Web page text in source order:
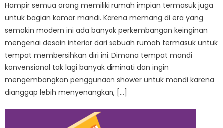
Hampir semua orang memiliki rumah impian termasuk juga
untuk bagian kamar mandi. Karena memang di era yang
semakin modern ini ada banyak perkembangan keinginan
mengenai desain interior dari sebuah rumah termasuk untuk
tempat membersihkan diri ini. Dimana tempat mandi
konvensional tak lagi banyak diminati dan ingin
mengembangkan penggunaan shower untuk mandi karena
dianggap lebih menyenangkan, […]